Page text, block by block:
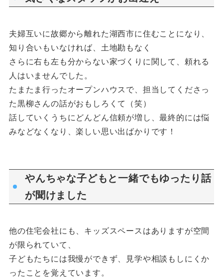
夫婦互いに故郷から離れた湖西市に住むことになり、
知り合いもいなければ、土地勘もなく
さらに右も左も分からない家づくりに関して、頼れる
人はいませんでした。
たまたま行ったオープンハウスで、担当してくださっ
た黒柳さんの話がおもしろくて（笑）
話していくうちにどんどん信頼が増し、最終的には悩
みなどなくなり、楽しい思い出ばかりです！
やんちゃな子どもと一緒でもゆったり話
が聞けました
他の住宅会社にも、キッズスペースはありますが空間
が限られていて、
子どもたちには我慢ができず、見学や相談もしにくか
ったことを覚えています。